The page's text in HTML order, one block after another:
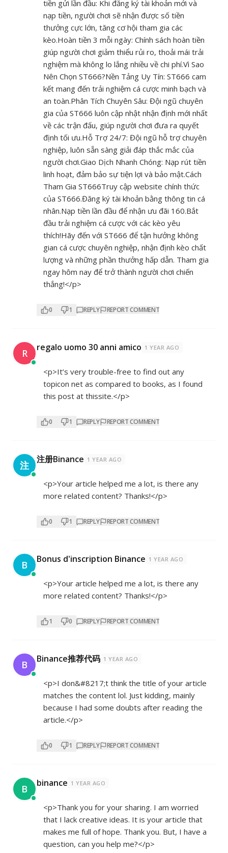
tiền gửi lần đầu: Khi đăng ký tài khoản mới và
nạp tiền, người chơi sẽ nhận được số tiền
thưởng cực lớn, tăng cơ hội tham gia các
kèo.Hoàn tiền 3 mỗi ngày: Chính sách hoàn tiền
giúp người chơi giảm thiểu rủi ro, thoải mái trải
nghiệm mà không lo lắng nhiều về chi phí.Vì Sao
Nên Chọn ST666?Nền Tảng Uy Tín: ST666 cam
kết mang đến trải nghiệm cá cược minh bạch và
an toàn.Phân Tích Chuyên Sâu: Đội ngũ chuyên
gia của ST666 luôn cập nhật nhận định mới nhất
về các trận đấu, giúp người chơi đưa ra quyết
định tối ưu.Hỗ Trợ 24/7: Đội ngũ hỗ trợ chuyên
nghiệp, luôn sẵn sàng giải đáp thắc mắc của
người chơi.Giao Dịch Nhanh Chóng: Nạp rút tiền
linh hoạt, đảm bảo sự tiện lợi và bảo mật.Cách
Tham Gia ST666Truy cập website chính thức
của ST666.Đăng ký tài khoản bằng thông tin cá
nhân.Nạp tiền lần đầu để nhận ưu đãi 160.Bắt
đầu trải nghiệm cá cược với các kèo yêu
thích!Hãy đến với ST666 để tận hưởng không
gian cá cược chuyên nghiệp, nhận định kèo chất
lượng và những phần thưởng hấp dẫn. Tham gia
ngay hôm nay để trở thành người chơi chiến
thắng!</p>
0 1 REPLY REPORT COMMENT
R regalo uomo 30 anni amico 1 YEAR AGO
<p>It’s very trouble-free to find out any
topicon net as compared to books, as I found
this post at thissite.</p>
0 1 REPLY REPORT COMMENT
注 注册Binance 1 YEAR AGO
<p>Your article helped me a lot, is there any
more related content? Thanks!</p>
0 1 REPLY REPORT COMMENT
B Bonus d'inscription Binance 1 YEAR AGO
<p>Your article helped me a lot, is there any
more related content? Thanks!</p>
1 0 REPLY REPORT COMMENT
B Binance推荐代码 1 YEAR AGO
<p>I don&#8217;t think the title of your article
matches the content lol. Just kidding, mainly
because I had some doubts after reading the
article.</p>
0 1 REPLY REPORT COMMENT
B binance 1 YEAR AGO
<p>Thank you for your sharing. I am worried
that I lack creative ideas. It is your article that
makes me full of hope. Thank you. But, I have a
question, can you help me?</p>